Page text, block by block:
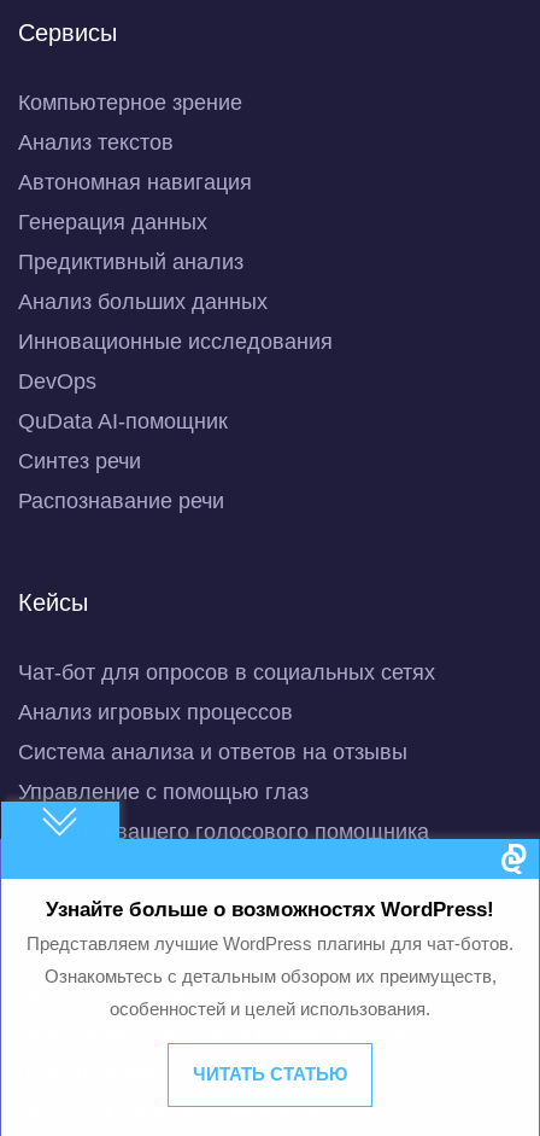
Узнайте больше о возможностях WordPress!
Представляем лучшие WordPress плагины для чат-ботов.
Ознакомьтесь с детальным обзором их преимуществ,
особенностей и целей использования.
ЧИТАТЬ СТАТЬЮ
Сервисы
Компьютерное зрение
Анализ текстов
Автономная навигация
Генерация данных
Предиктивный анализ
Анализ больших данных
Инновационные исследования
DevOps
QuData AI-помощник
Синтез речи
Распознавание речи
Кейсы
Чат-бот для опросов в социальных сетях
Анализ игровых процессов
Система анализа и ответов на отзывы
Управление с помощью глаз
Команды вашего голосового помощника
Платформа для создания чат-ботов
Чат-бот с ИИ для беженцев
Анализ сетчатки с помощью ИИ
Интеллектуальная поисковая строка